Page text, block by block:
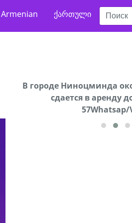
Armenian ქართული
В городе Ниноцминда
cдается в аренду
57Whatsap/
Продается машина
57Whatsap/